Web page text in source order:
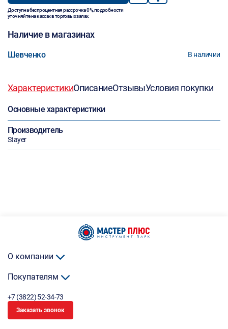
Доступна беспроцентная рассрочка 0%, подробности
уточняйте на кассах в торговых залах.
Наличие в магазинах
Шевченко В наличии
ХарактеристикиОписаниеОтзывыУсловия покупки
Основные характеристики
Производитель
Stayer
О компании
Покупателям
+7 (3822) 52-34-73
Заказать звонок